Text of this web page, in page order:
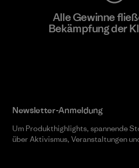
Alle Gewinne
Bekämpfung der
Newsletter-Anmeldung
Um Produkthighlights, spannende
über Aktivismus, Veranstaltungen